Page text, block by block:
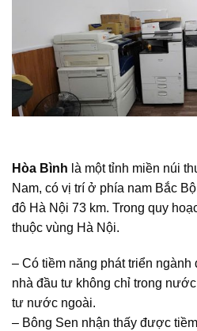
Hòa Bình là một tỉnh miền núi
Nam, có vị trí ở phía nam Bắc
đô Hà Nội 73 km. Trong quy
thuộc vùng Hà Nội.
– Có tiềm năng phát triển ngành
nhà đầu tư không chỉ trong
tư nước ngoài.
– Bông Sen nhận thấy được